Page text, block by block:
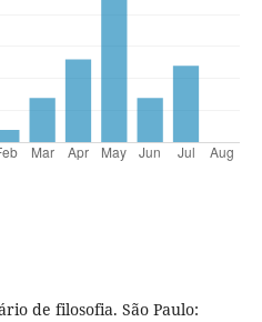
de filosofia. São Paulo: